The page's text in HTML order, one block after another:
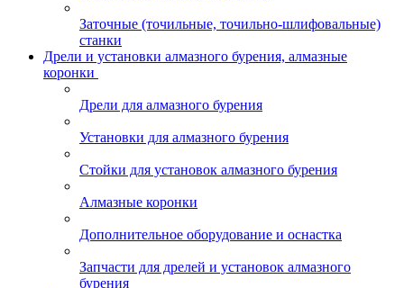
Заточные (точильные, точильно-шлифовальные)
станки
Дрели и установки алмазного бурения, алмазные
коронки
Дрели для алмазного бурения
Установки для алмазного бурения
Стойки для установок алмазного бурения
Алмазные коронки
Дополнительное оборудование и оснастка
Запчасти для дрелей и установок алмазного
бурения